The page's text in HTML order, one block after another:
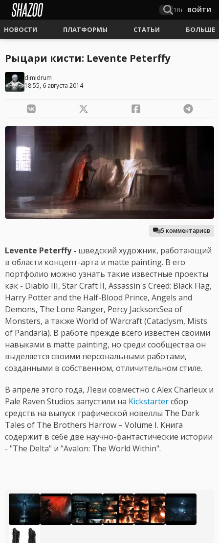
18+ ВОЙТИ
НОВОСТИ ПЛАТФОРМЫ СТАТЬИ БОЛЬШЕ
Рыцари кисти: Levente Peterffy
dimidrum
18:55, 6 августа 2014
5 комментариев
Levente Peterffy - шведский художник, работающий
в области концепт-арта и matte painting. В его
портфолио можно узнать такие известные проекты
как - Diablo III, Star Craft II, Assassin's Creed: Black Flag,
Harry Potter and the Half-Blood Prince, Angels and
Demons, The Lone Ranger, Percy Jackson:Sea of
Monsters, а также World of Warcraft (Cataclysm, Mists
of Pandaria). В работе прежде всего известен своими
навыками в matte painting, но среди сообщества он
выделяется своими персональными работами,
созданными в собственном, отличительном стиле.
В апреле этого года, Леви совместно с Alex Charleux и
Pale Raven Studios запустили на Kickstarterсбор
средств на выпуск графической новеллы The Dark
Tales of The Brothers Harrow – Volume I. Книга
содержит в себе две научно-фантастические истории
- "The Delta" и "Avalon: The World Within".